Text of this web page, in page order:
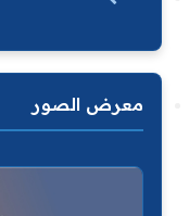
معرض الصور